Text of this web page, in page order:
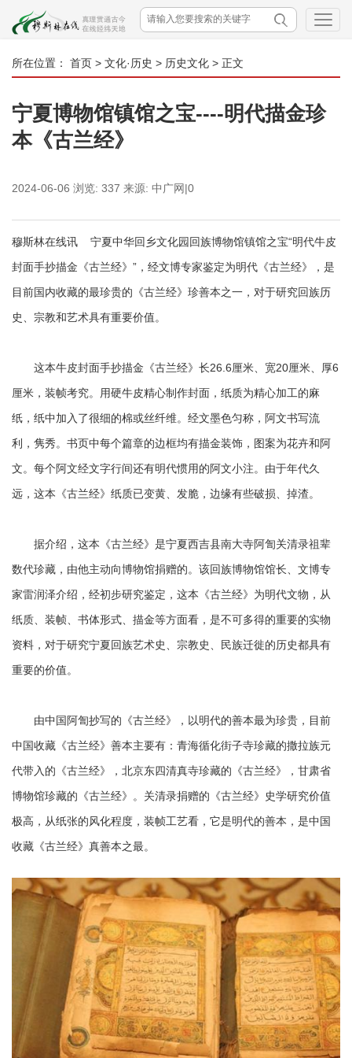
所在位置： 首页 > 文化·历史 > 历史文化 > 正文
宁夏博物馆镇馆之宝----明代描金珍
本《古兰经》
2024-06-06 浏览: 337 来源: 中广网|0
穆斯林在线讯 宁夏中华回乡文化园回族博物馆镇馆之宝“明代牛皮
封面手抄描金《古兰经》”，经文博专家鉴定为明代《古兰经》，是
目前国内收藏的最珍贵的《古兰经》珍善本之一，对于研究回族历
史、宗教和艺术具有重要价值。
这本牛皮封面手抄描金《古兰经》长26.6厘米、宽20厘米、厚6
厘米，装帧考究。用硬牛皮精心制作封面，纸质为精心加工的麻
纸，纸中加入了很细的棉或丝纤维。经文墨色匀称，阿文书写流
利，隽秀。书页中每个篇章的边框均有描金装饰，图案为花卉和阿
文。每个阿文经文字行间还有明代惯用的阿文小注。由于年代久
远，这本《古兰经》纸质已变黄、发脆，边缘有些破损、掉渣。
据介绍，这本《古兰经》是宁夏西吉县南大寺阿訇关清录祖辈
数代珍藏，由他主动向博物馆捐赠的。该回族博物馆馆长、文博专
家雷润泽介绍，经初步研究鉴定，这本《古兰经》为明代文物，从
纸质、装帧、书体形式、描金等方面看，是不可多得的重要的实物
资料，对于研究宁夏回族艺术史、宗教史、民族迁徙的历史都具有
重要的价值。
由中国阿訇抄写的《古兰经》，以明代的善本最为珍贵，目前
中国收藏《古兰经》善本主要有：青海循化街子寺珍藏的撒拉族元
代带入的《古兰经》，北京东四清真寺珍藏的《古兰经》，甘肃省
博物馆珍藏的《古兰经》。关清录捐赠的《古兰经》史学研究价值
极高，从纸张的风化程度，装帧工艺看，它是明代的善本，是中国
收藏《古兰经》真善本之最。